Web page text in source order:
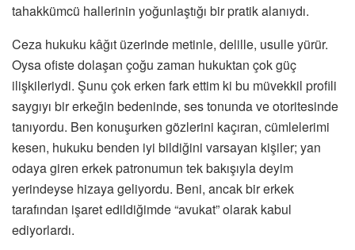
tahakkümcü hallerinin yoğunlaştığı bir pratik alanıydı.
Ceza hukuku kâğıt üzerinde metinle, delille, usulle yürür.
Oysa ofiste dolaşan çoğu zaman hukuktan çok güç
ilişkileriydi. Şunu çok erken fark ettim ki bu müvekkil profili
saygıyı bir erkeğin bedeninde, ses tonunda ve otoritesinde
tanıyordu. Ben konuşurken gözlerini kaçıran, cümlelerimi
kesen, hukuku benden iyi bildiğini varsayan kişiler; yan
odaya giren erkek patronumun tek bakışıyla deyim
yerindeyse hizaya geliyordu. Beni, ancak bir erkek
tarafından işaret edildiğimde “avukat” olarak kabul
ediyorlardı.